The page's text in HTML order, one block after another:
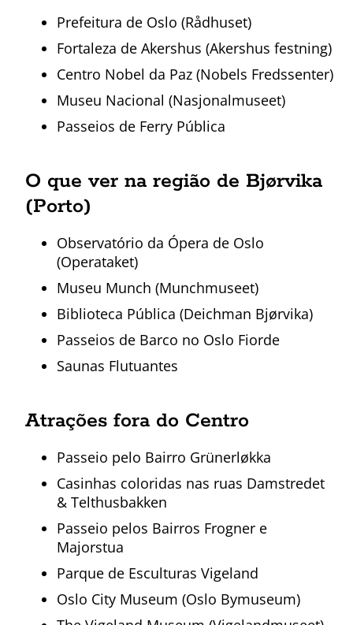
Prefeitura de Oslo (Rådhuset)
Fortaleza de Akershus (Akershus festning)
Centro Nobel da Paz (Nobels Fredssenter)
Museu Nacional (Nasjonalmuseet)
Passeios de Ferry Pública
O que ver na região de Bjørvika
(Porto)
Observatório da Ópera de Oslo
(Operataket)
Museu Munch (Munchmuseet)
Biblioteca Pública (Deichman Bjørvika)
Passeios de Barco no Oslo Fiorde
Saunas Flutuantes
Atrações fora do Centro
Passeio pelo Bairro Grünerløkka
Casinhas coloridas nas ruas Damstredet
& Telthusbakken
Passeio pelos Bairros Frogner e
Majorstua
Parque de Esculturas Vigeland
Oslo City Museum (Oslo Bymuseum)